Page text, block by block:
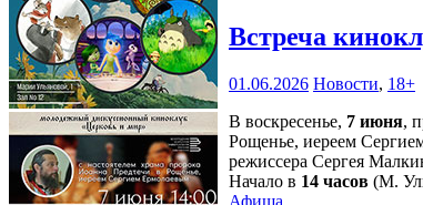
Встреча
01.06.2026 Новости, 18+
В воскресенье, 7 июня,
Рощенье, иереем
режиссера Сергея
Начало в 14 часов (М.
Афиша